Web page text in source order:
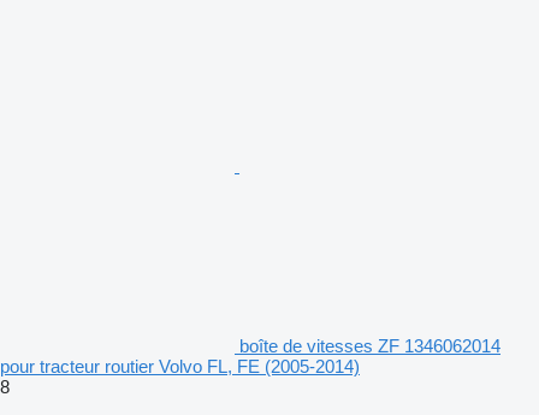
boîte de vitesses ZF 1346062014
pour tracteur routier Volvo FL, FE (2005-2014)
8